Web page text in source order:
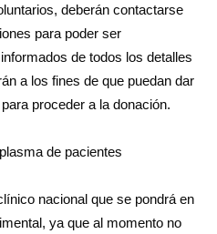
deberán contactarse
para poder ser
de todos los detalles
a los fines de que puedan dar
proceder a la donación.
de pacientes
nacional que se pondrá en
ya que al momento no